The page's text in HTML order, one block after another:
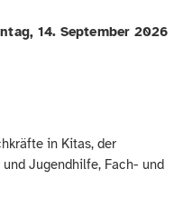
14. September 2026
in Kitas, der
Jugendhilfe, Fach- und